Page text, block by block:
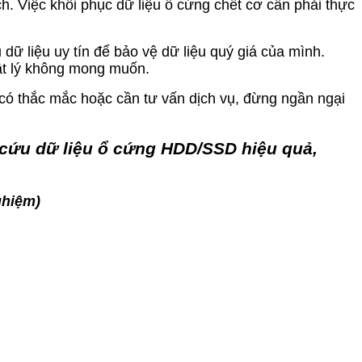
Việc khôi phục dữ liệu ổ cứng chết cơ cần phải thực
liệu uy tín để bảo vệ dữ liệu quý giá của mình.
lý không mong muốn.
thắc mắc hoặc cần tư vấn dịch vụ, đừng ngần ngại
dữ liệu ổ cứng HDD/SSD hiệu quả,